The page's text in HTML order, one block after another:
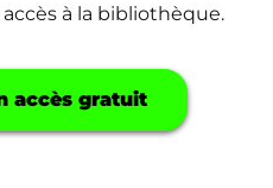
à la bibliothèque.
accès gratuit